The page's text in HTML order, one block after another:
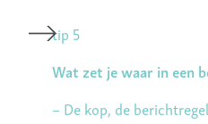
tip 5
Wat zet je waar in een
– De kop, de